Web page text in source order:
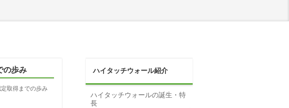
の歩み
取得までの歩み
ハイタッチウォール紹介
ハイタッチウォールの誕生・特
長